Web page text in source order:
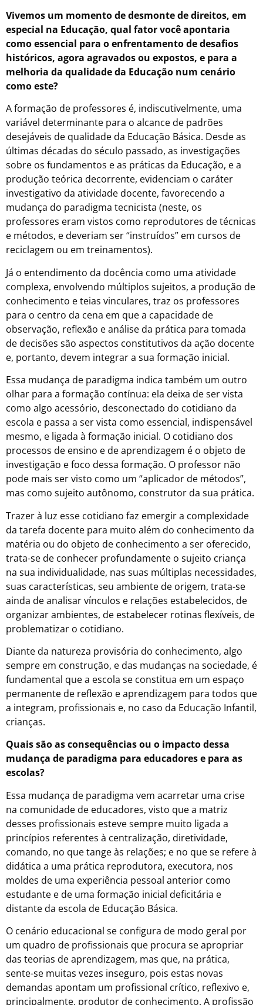
Vivemos um momento de desmonte de direitos, em
especial na Educação, qual fator você apontaria
como essencial para o enfrentamento de desafios
históricos, agora agravados ou expostos, e para a
melhoria da qualidade da Educação num cenário
como este?
A formação de professores é, indiscutivelmente, uma
variável determinante para o alcance de padrões
desejáveis de qualidade da Educação Básica. Desde as
últimas décadas do século passado, as investigações
sobre os fundamentos e as práticas da Educação, e a
produção teórica decorrente, evidenciam o caráter
investigativo da atividade docente, favorecendo a
mudança do paradigma tecnicista (neste, os
professores eram vistos como reprodutores de técnicas
e métodos, e deveriam ser “instruídos” em cursos de
reciclagem ou em treinamentos).
Já o entendimento da docência como uma atividade
complexa, envolvendo múltiplos sujeitos, a produção de
conhecimento e teias vinculares, traz os professores
para o centro da cena em que a capacidade de
observação, reflexão e análise da prática para tomada
de decisões são aspectos constitutivos da ação docente
e, portanto, devem integrar a sua formação inicial.
Essa mudança de paradigma indica também um outro
olhar para a formação contínua: ela deixa de ser vista
como algo acessório, desconectado do cotidiano da
escola e passa a ser vista como essencial, indispensável
mesmo, e ligada à formação inicial. O cotidiano dos
processos de ensino e de aprendizagem é o objeto de
investigação e foco dessa formação. O professor não
pode mais ser visto como um “aplicador de métodos”,
mas como sujeito autônomo, construtor da sua prática.
Trazer à luz esse cotidiano faz emergir a complexidade
da tarefa docente para muito além do conhecimento da
matéria ou do objeto de conhecimento a ser oferecido,
trata-se de conhecer profundamente o sujeito criança
na sua individualidade, nas suas múltiplas necessidades,
suas características, seu ambiente de origem, trata-se
ainda de analisar vínculos e relações estabelecidos, de
organizar ambientes, de estabelecer rotinas flexíveis, de
problematizar o cotidiano.
Diante da natureza provisória do conhecimento, algo
sempre em construção, e das mudanças na sociedade, é
fundamental que a escola se constitua em um espaço
permanente de reflexão e aprendizagem para todos que
a integram, profissionais e, no caso da Educação Infantil,
crianças.
Quais são as consequências ou o impacto dessa
mudança de paradigma para educadores e para as
escolas?
Essa mudança de paradigma vem acarretar uma crise
na comunidade de educadores, visto que a matriz
desses profissionais esteve sempre muito ligada a
princípios referentes à centralização, diretividade,
comando, no que tange às relações; e no que se refere à
didática a uma prática reprodutora, executora, nos
moldes de uma experiência pessoal anterior como
estudante e de uma formação inicial deficitária e
distante da escola de Educação Básica.
O cenário educacional se configura de modo geral por
um quadro de profissionais que procura se apropriar
das teorias de aprendizagem, mas que, na prática,
sente-se muitas vezes inseguro, pois estas novas
demandas apontam um profissional crítico, reflexivo e,
principalmente, produtor de conhecimento. A profissão